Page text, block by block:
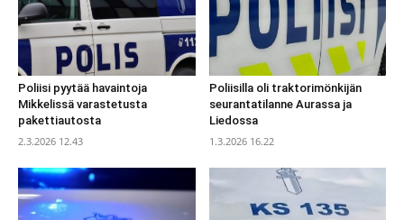
Poliisi pyytää havaintoja
Mikkelissä varastetusta
pakettiautosta
2.3.2026 12.43
Poliisilla oli traktorimönkijän
seurantatilanne Aurassa ja
Liedossa
1.3.2026 16.22